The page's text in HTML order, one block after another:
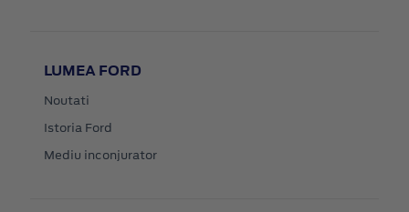
LUMEA FORD
Noutati
Istoria Ford
Mediu inconjurator